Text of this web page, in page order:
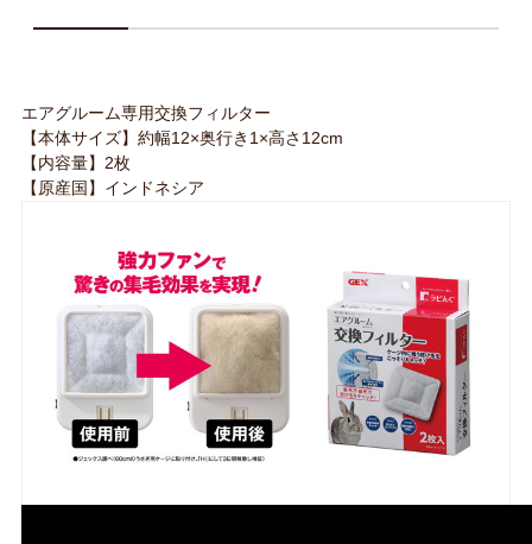
エアグルーム専用交換フィルター
【本体サイズ】約幅12×奥行き1×高さ12cm
【内容量】2枚
【原産国】インドネシア